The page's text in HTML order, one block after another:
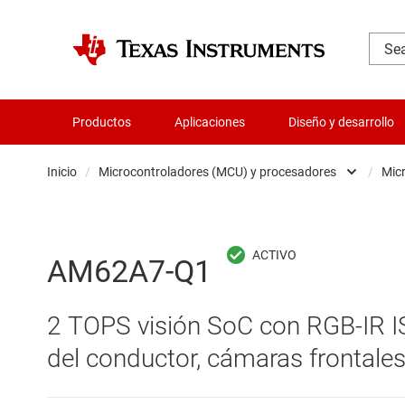
Productos Aplicaciones Diseño y desarrollo
Inicio / Microcontroladores (MCU) y procesadores
Aislamiento
Audio, háptica y piezoeléctrica
Circuitos integrados de gestión de
/
AM62A7-Q1
2 TOPS visión SoC con RGB-
del conductor, cámaras frontales